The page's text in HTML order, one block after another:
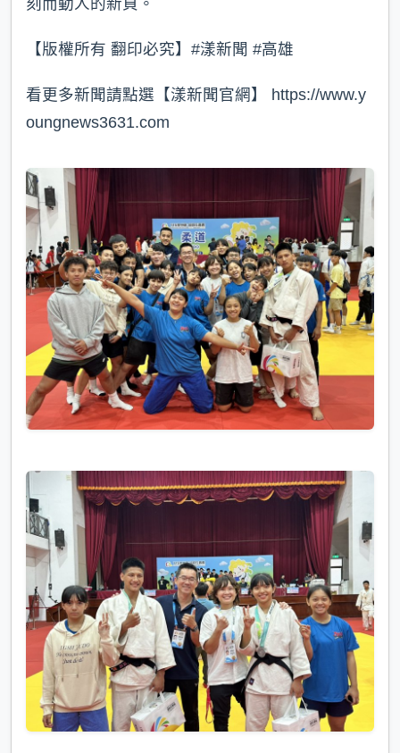
刻而動人的新頁。
【版權所有 翻印必究】#漾新聞 #高雄
看更多新聞請點選【漾新聞官網】 https://www.y
oungnews3631.com⁠